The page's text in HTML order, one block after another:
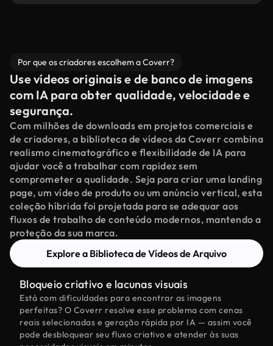
Por que os criadores escolhem a Coverr?
Use vídeos originais e de banco de imagens
com IA para obter qualidade, velocidade e
segurança.
Com milhões de downloads em projetos comerciais e
de criadores, a biblioteca de vídeos da Coverr combina
realismo cinematográfico e flexibilidade de IA para
ajudar você a trabalhar com rapidez sem
comprometer a qualidade. Seja para criar uma landing
page, um vídeo de produto ou um anúncio vertical, esta
coleção híbrida foi projetada para se adequar aos
fluxos de trabalho de conteúdo modernos, mantendo a
proteção da sua marca.
Explore a Biblioteca de Vídeos de Arquivo
Bloqueio criativo e lacunas visuais
Está com dificuldades para encontrar as imagens
perfeitas? O Coverr resolve esse problema com cenas
reais selecionadas e geração rápida por IA — assim você
pode desbloquear seu fluxo criativo e atender às suas